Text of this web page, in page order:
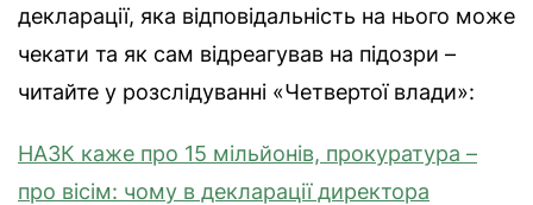
декларації, яка відповідальність на нього може
чекати та як сам відреагував на підозри –
читайте у розслідуванні «Четвертої влади»:
НАЗК каже про 15 мільйонів, прокуратура –
про вісім: чому в декларації директора